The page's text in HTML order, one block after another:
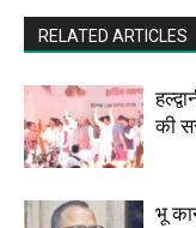
RELATED ARTICLES
की
भू